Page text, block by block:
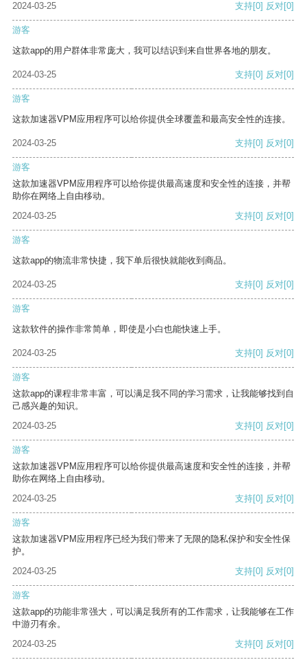
2024-03-25 支持[0] 反对[0]
游客
这款app的用户群体非常庞大，我可以结识到来自世界各地的朋友。
2024-03-25 支持[0] 反对[0]
游客
这款加速器VPM应用程序可以给你提供全球覆盖和最高安全性的连接。
2024-03-25 支持[0] 反对[0]
游客
这款加速器VPM应用程序可以给你提供最高速度和安全性的连接，并帮
助你在网络上自由移动。
2024-03-25
支持[0] 反对[0]
游客
这款app的物流非常快捷，我下单后很快就能收到商品。
2024-03-25 支持[0] 反对[0]
游客
这款软件的操作非常简单，即使是小白也能快速上手。
2024-03-25 支持[0] 反对[0]
游客
这款app的课程非常丰富，可以满足我不同的学习需求，让我能够找到自
己感兴趣的知识。
2024-03-25
支持[0] 反对[0]
游客
这款加速器VPM应用程序可以给你提供最高速度和安全性的连接，并帮
助你在网络上自由移动。
2024-03-25
支持[0] 反对[0]
游客
这款加速器VPM应用程序已经为我们带来了无限的隐私保护和安全性保
护。
2024-03-25
支持[0] 反对[0]
游客
这款app的功能非常强大，可以满足我所有的工作需求，让我能够在工作
中游刃有余。
2024-03-25
支持[0] 反对[0]